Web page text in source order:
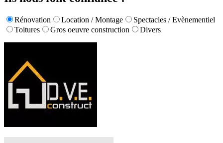
Rénovation Location / Montage
Spectacles / Evènementiel
Toitures
Gros oeuvre construction Divers